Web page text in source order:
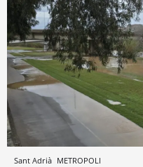
Sant Adrià METROPOLI